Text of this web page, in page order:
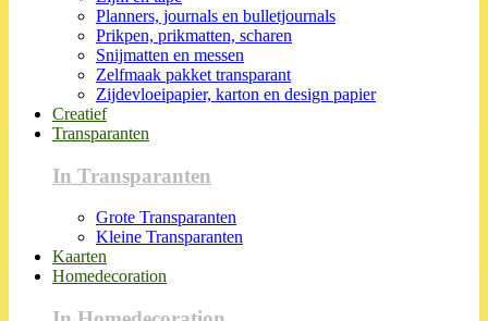
Planners, journals en bulletjournals
Prikpen, prikmatten, scharen
Snijmatten en messen
Zelfmaak pakket transparant
Zijdevloeipapier, karton en design papier
Creatief
Transparanten
In Transparanten
Grote Transparanten
Kleine Transparanten
Kaarten
Homedecoration